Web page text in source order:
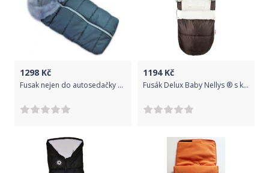
1298 Kč
Fusak nejen do autosedačky Baby Nellys ® Eskymo s kožíškem, grafit/šedá
1194Kč
Fusák Delux Baby Nellys ® s kožešinkou 105x50cm - hnědý